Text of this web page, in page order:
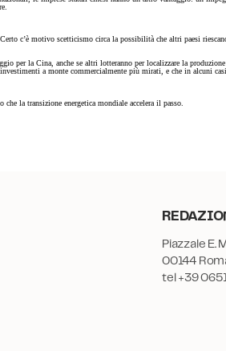
c’è motivo scetticismo circa la possibilità che altri paesi
per la Cina, anche se altri lotteranno per localizzare la
a monte commercialmente più mirati, e che in alcuni
che la transizione energetica mondiale accelera il passo.
Piazzale E.
00144
tel +39